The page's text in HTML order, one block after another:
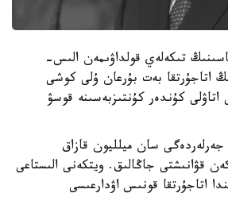
تىكەلەي قولداۋىمەن الىس-
اتاجۇرتقا بەت بۇرعان ۇلى كوشى
قاراشانى اتاۋلى كۇندەر كۇنتىزبەسىنە قوسۋ
سان ميلليون قازاق
قۋانىشتى جاڭالىق. ويتكەنى الىستاعى
اتاجۇرتقا قونىس اۋدارعىسى